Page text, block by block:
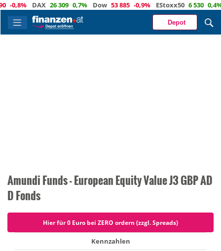
-0,8% DAX 26 309 0,7% Dow 53 885 -0,9% EStoxx50 6 530 0,4%
Depot
Amundi Funds - European Equity Value J3 GBP AD
D Fonds
Hier für 0 Euro bei ZERO ordern (zzgl. Spreads)
Kennzahlen